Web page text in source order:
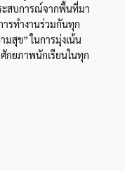
ะสบการณ์จากพื้นที่มา
รทำงานร่วมกันทุก
มสุข” ในการมุ่งเน้น
กยภาพนักเรียนในทุก